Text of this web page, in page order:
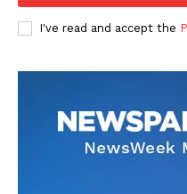
I've read and accept the